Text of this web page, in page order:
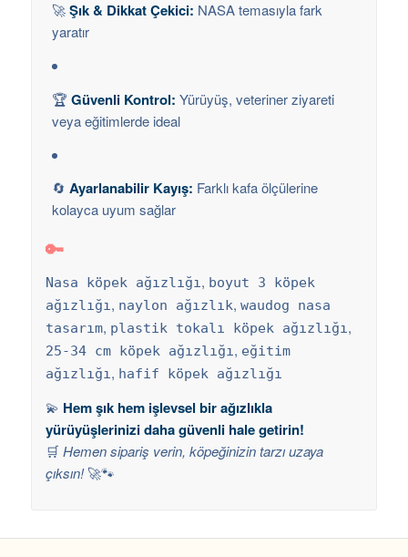
🚀Şık & Dikkat Çekici: NASA temasıyla fark
yaratır
🏆 Güvenli Kontrol: Yürüyüş, veteriner ziyareti
veya eğitimlerde ideal
🔄 Ayarlanabilir Kayış: Farklı kafa ölçülerine
kolayca uyum sağlar
🔑
Nasa köpek ağızlığı, boyut 3 köpek
ağızlığı, naylon ağızlık, waudog nasa
tasarım, plastik tokalı köpek ağızlığı,
25-34 cm köpek ağızlığı, eğitim
ağızlığı, hafif köpek ağızlığı
💫 Hem şık hem işlevsel bir ağızlıkla
yürüyüşlerinizi daha güvenli hale getirin!
🛒 Hemen sipariş verin, köpeğinizin tarzı uzaya
çıksın!🚀🐾